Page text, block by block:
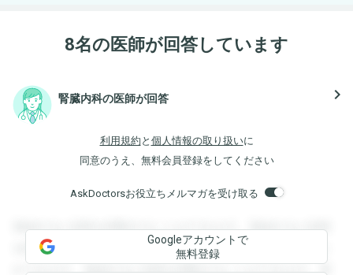
8名の医師が回答しています
腎臓内科の医師が回答 navigate_next
利用規約 と 個人情報の取り扱いに
同意のうえ、無料会員登録をしてください
AskDoctorsお役立ちメルマガを受け取る
登録すると回答を閲覧することができます。登録すると回答
を閲覧することができます。登録すると回答を閲覧すること
ができます。登録すると回答を閲覧することができます。登
Googleアカウントで
無料登録